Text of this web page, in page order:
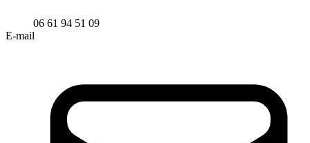
06 61 94 51 09
E-mail